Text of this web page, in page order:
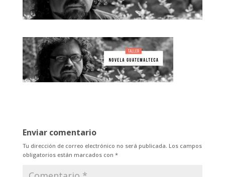
Enviar comentario
Tu dirección de correo electrónico no será publicada. Los campos
obligatorios están marcados con *